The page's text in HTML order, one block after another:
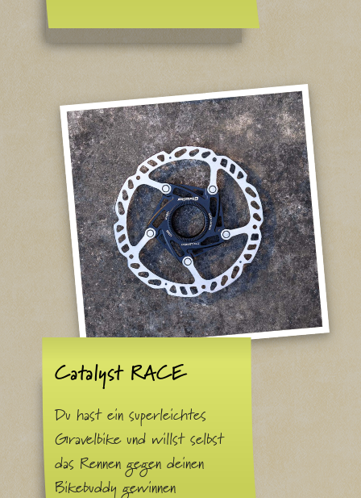
Catalyst RACE
Du hast ein superleichtes
Gravelbike und willst selbst
das Rennen gegen deinen
Bikebuddy gewinnen